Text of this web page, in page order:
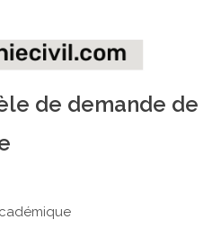
de demande de